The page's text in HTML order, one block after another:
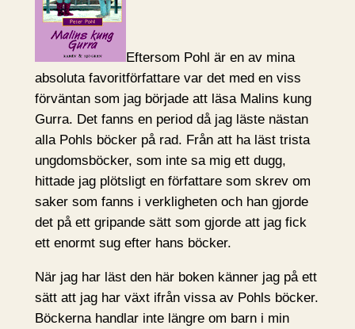
Eftersom Pohl är en av mina
absoluta favoritförfattare var det med en viss
förväntan som jag började att läsa Malins kung
Gurra. Det fanns en period då jag läste nästan
alla Pohls böcker på rad. Från att ha läst trista
ungdomsböcker, som inte sa mig ett dugg,
hittade jag plötsligt en författare som skrev om
saker som fanns i verkligheten och han gjorde
det på ett gripande sätt som gjorde att jag fick
ett enormt sug efter hans böcker.
När jag har läst den här boken känner jag på ett
sätt att jag har växt ifrån vissa av Pohls böcker.
Böckerna handlar inte längre om barn i min